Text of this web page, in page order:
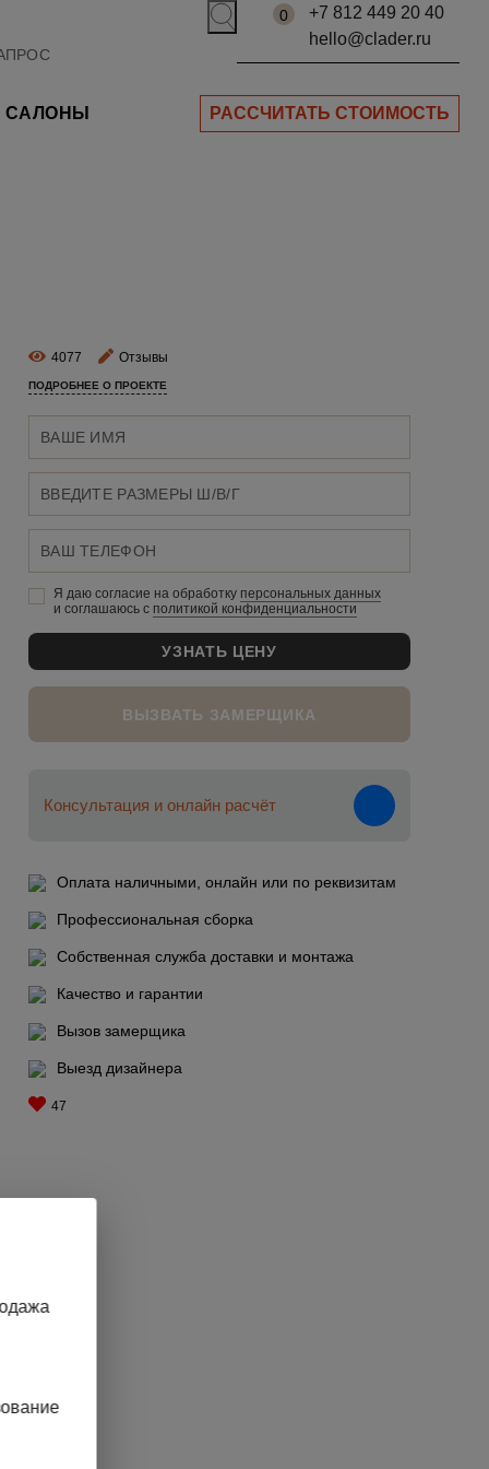
0
+7 812 449 20 40
hello@clader.ru
САЛОНЫ РАССЧИТАТЬ СТОИМОСТЬ
4077 Отзывы
ПОДРОБНЕЕ О ПРОЕКТЕ
Я даю согласие на обработку персональных данныx
и соглашаюсь c политикой конфиденциальности
ВЫЗВАТЬ ЗАМЕРЩИКА
Консультация и онлайн расчёт
Оплата наличными, онлайн или по реквизитам
Профессиональная сборка
Собственная служба доставки и монтажа
Качество и гарантии
Вызов замерщика
Выезд дизайнера
47